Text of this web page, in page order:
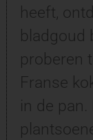
heeft,
bladgoud
proberen
Franse
in de